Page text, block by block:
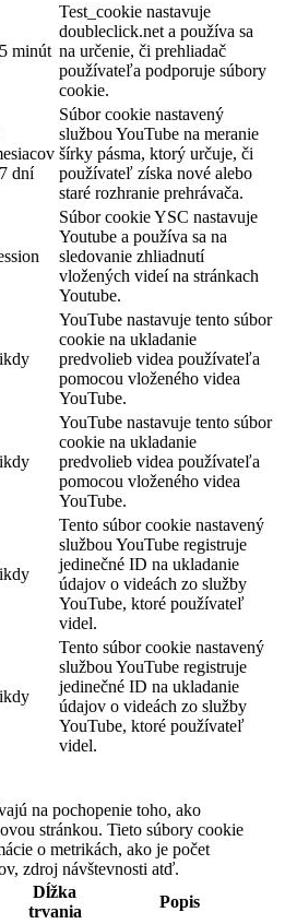
minút
Test_cookie nastavuje
doubleclick.net a používa sa
na určenie, či prehliadač
používateľa podporuje súbory
cookie.
dní
Súbor cookie nastavený
službou YouTube na meranie
šírky pásma, ktorý určuje, či
používateľ získa nové alebo
staré rozhranie prehrávača.
Súbor cookie YSC nastavuje
Youtube a používa sa na
sledovanie zhliadnutí
vložených videí na stránkach
Youtube.
YouTube nastavuje tento súbor
cookie na ukladanie
predvolieb videa používateľa
pomocou vloženého videa
YouTube.
YouTube nastavuje tento súbor
cookie na ukladanie
predvolieb videa používateľa
pomocou vloženého videa
YouTube.
Tento súbor cookie nastavený
službou YouTube registruje
jedinečné ID na ukladanie
údajov o videách zo služby
YouTube, ktoré používateľ
videl.
Tento súbor cookie nastavený
službou YouTube registruje
jedinečné ID na ukladanie
údajov o videách zo služby
YouTube, ktoré používateľ
videl.
na pochopenie toho, ako
stránkou. Tieto súbory cookie
o metrikách, ako je počet
zdroj návštevnosti atď.
Dĺžka
trvania
Popis